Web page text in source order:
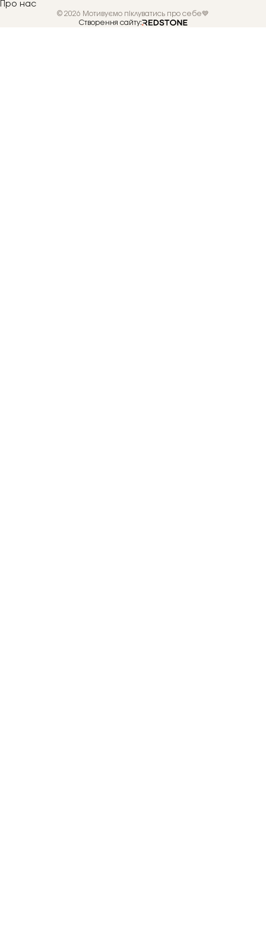
Про нас
© 2026 Мотивуємо піклуватись про себе💙
Створення сайту: